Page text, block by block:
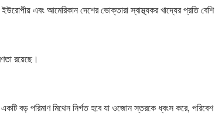
এবং আমেরিকান দেশের ভোক্তারা স্বাস্থ্যকর খাদ্যের প্রতি
রয়েছে।
একটি বড় পরিমাণ মিথেন নির্গত হবে যা ওজোন স্তরকে ধ্বংস করে,